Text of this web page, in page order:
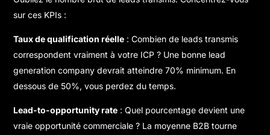
sur ces KPIs :
Taux de qualification réelle : Combien de leads transmis
correspondent vraiment à votre ICP ? Une bonne lead
generation company devrait atteindre 70% minimum. En
dessous de 50%, vous perdez du temps.
Lead-to-opportunity rate : Quel pourcentage devient une
vraie opportunité commerciale ? La moyenne B2B tourne